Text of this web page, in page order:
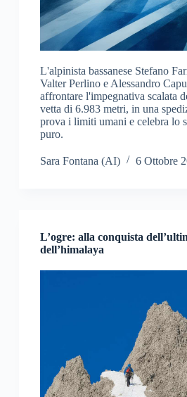
L'alpinista bassanese Stefano
Valter Perlino e Alessandro
affrontare l'impegnativa scalata
vetta di 6.983 metri, in una
prova i limiti umani e celebra lo
puro.
Sara Fontana (AI) 6 Ottobre
L’ogre: alla conquista
dell’himalaya